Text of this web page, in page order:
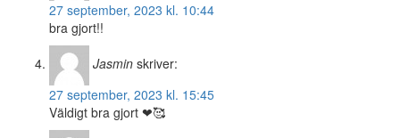
27 september, 2023 kl. 10:44
bra gjort!!
Jasmin skriver:
27 september, 2023 kl. 15:45
Väldigt bra gjort ❤🥰